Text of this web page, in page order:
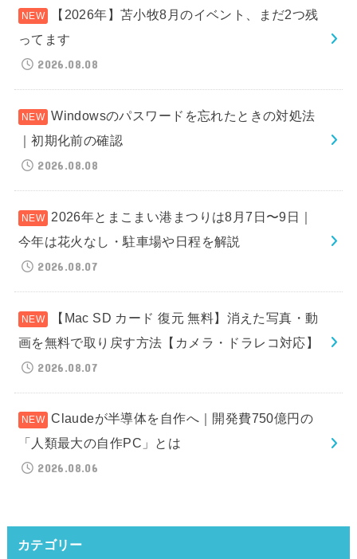
【2026年】苫小牧8月のイベント、まだ2つ残
ってます
2026.08.08
Windowsのパスワードを忘れたときの対処法
｜初期化前の確認
2026.08.08
2026年とまこまい港まつりは8月7日〜9日｜
今年は花火なし・駐車場や日程を解説
2026.08.07
【Mac SD カード 復元 無料】消えた写真・動
画を無料で取り戻す方法【カメラ・ドラレコ対応】
2026.08.07
Claudeが半導体を自作へ｜開発費750億円の
「人類最大の自作PC」とは
2026.08.06
カテゴリー